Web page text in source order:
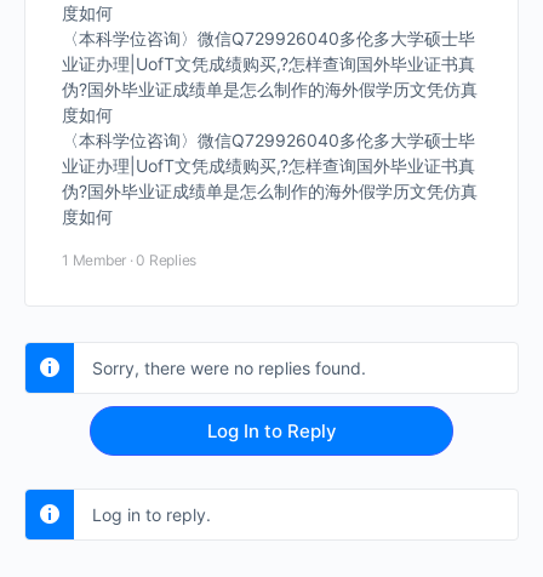
度如何
〈本科学位咨询〉微信Q729926040多伦多大学硕士毕
业证办理|UofT文凭成绩购买,?怎样查询国外毕业证书真
伪?国外毕业证成绩单是怎么制作的海外假学历文凭仿真
度如何
〈本科学位咨询〉微信Q729926040多伦多大学硕士毕
业证办理|UofT文凭成绩购买,?怎样查询国外毕业证书真
伪?国外毕业证成绩单是怎么制作的海外假学历文凭仿真
度如何
1 Member · 0 Replies
Sorry, there were no replies found.
Log In to Reply
Log in to reply.